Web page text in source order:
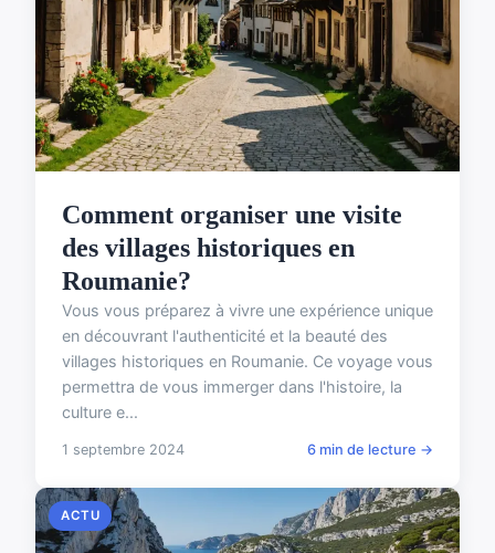
Comment organiser une visite
des villages historiques en
Roumanie?
Vous vous préparez à vivre une expérience unique
en découvrant l'authenticité et la beauté des
villages historiques en Roumanie. Ce voyage vous
permettra de vous immerger dans l'histoire, la
culture e...
1 septembre 2024 6 min de lecture →
ACTU